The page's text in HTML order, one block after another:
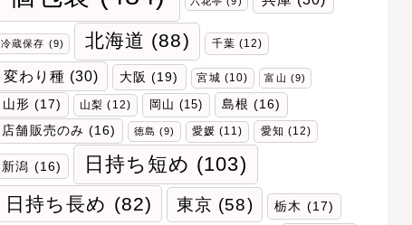
冷蔵保存 (9) 北海道 (88) 千葉 (12)
変わり種 (30) 大阪 (19) 宮城 (10) 富山 (9)
山形 (17) 山梨 (12) 岡山 (15) 島根 (16)
店舗販売のみ (16) 徳島 (9) 愛媛 (11) 愛知 (12)
新潟 (16) 日持ち短め (103)
日持ち長め (82) 東京 (58) 栃木 (17)